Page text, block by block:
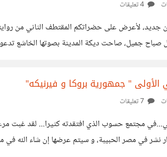
لأعرض على حضراتكم المقتطف الثاني من
شكرا... " مثل كل صباح جميل، صاحت ديكة المدينة
" جمهورية بروكا و فيرنيكه"
مجتمع حسوب الذي افتقدته كثيرا... لقد غبت